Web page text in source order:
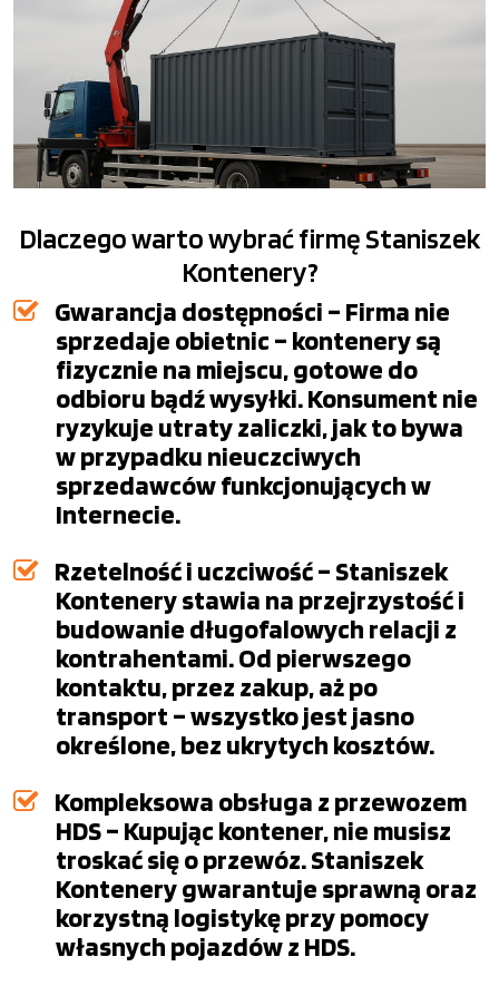
Dlaczego warto wybrać firmę Staniszek
Kontenery?
Gwarancja dostępności – Firma nie
sprzedaje obietnic – kontenery są
fizycznie na miejscu, gotowe do
odbioru bądź wysyłki. Konsument nie
ryzykuje utraty zaliczki, jak to bywa
w przypadku nieuczciwych
sprzedawców funkcjonujących w
Internecie.
Rzetelność i uczciwość – Staniszek
Kontenery stawia na przejrzystość i
budowanie długofalowych relacji z
kontrahentami. Od pierwszego
kontaktu, przez zakup, aż po
transport – wszystko jest jasno
określone, bez ukrytych kosztów.
Kompleksowa obsługa z przewozem
HDS – Kupując kontener, nie musisz
troskać się o przewóz. Staniszek
Kontenery gwarantuje sprawną oraz
korzystną logistykę przy pomocy
własnych pojazdów z HDS.